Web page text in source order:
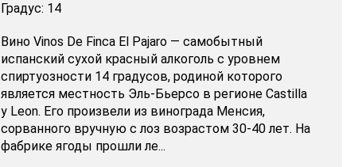
Градус: 14
Вино Vinos De Finca El Pajaro — самобытный
испанский сухой красный алкоголь с уровнем
спиртуозности 14 градусов, родиной которого
является местность Эль-Бьерсо в регионе Castilla
y Leon. Его произвели из винограда Менсия,
сорванного вручную с лоз возрастом 30-40 лет. На
фабрике ягоды прошли ле...